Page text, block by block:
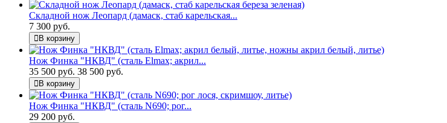
Складной нож Леопард (дамаск, стаб карельская...
7 300 руб.
В корзину
Нож Финка "НКВД" (сталь Elmax; акрил...
35 500 руб. 38 500 руб.
В корзину
Нож Финка "НКВД" (сталь N690; рог...
29 200 руб.